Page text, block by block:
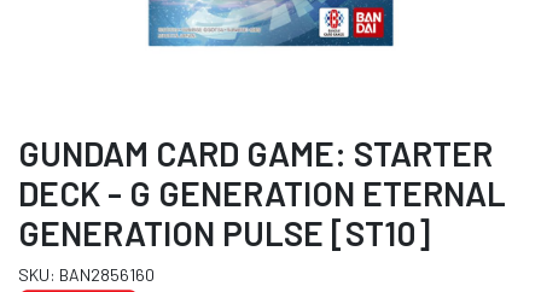
GUNDAM CARD GAME: STARTER
DECK - G GENERATION ETERNAL
GENERATION PULSE [ST10]
SKU: BAN2856160